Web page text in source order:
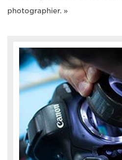
photographier. »